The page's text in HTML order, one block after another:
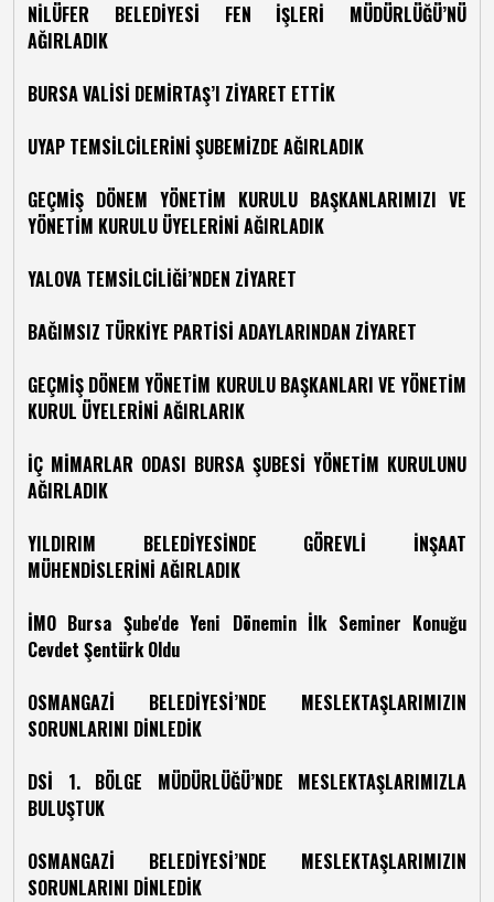
NİLÜFER BELEDİYESİ FEN İŞLERİ MÜDÜRLÜĞÜ’NÜ
AĞIRLADIK
BURSA VALİSİ DEMİRTAŞ’I ZİYARET ETTİK
UYAP TEMSİLCİLERİNİ ŞUBEMİZDE AĞIRLADIK
GEÇMİŞ DÖNEM YÖNETİM KURULU BAŞKANLARIMIZI VE
YÖNETİM KURULU ÜYELERİNİ AĞIRLADIK
YALOVA TEMSİLCİLİĞİ’NDEN ZİYARET
BAĞIMSIZ TÜRKİYE PARTİSİ ADAYLARINDAN ZİYARET
GEÇMİŞ DÖNEM YÖNETİM KURULU BAŞKANLARI VE YÖNETİM
KURUL ÜYELERİNİ AĞIRLARIK
İÇ MİMARLAR ODASI BURSA ŞUBESİ YÖNETİM KURULUNU
AĞIRLADIK
YILDIRIM BELEDİYESİNDE GÖREVLİ İNŞAAT
MÜHENDİSLERİNİ AĞIRLADIK
İMO Bursa Şube'de Yeni Dönemin İlk Seminer Konuğu
Cevdet Şentürk Oldu ​
OSMANGAZİ BELEDİYESİ’NDE MESLEKTAŞLARIMIZIN
SORUNLARINI DİNLEDİK
DSİ 1. BÖLGE MÜDÜRLÜĞÜ’NDE MESLEKTAŞLARIMIZLA
BULUŞTUK
OSMANGAZİ BELEDİYESİ’NDE MESLEKTAŞLARIMIZIN
SORUNLARINI DİNLEDİK